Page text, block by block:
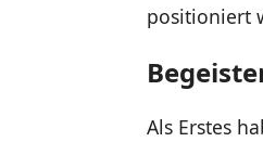
positioniert
Als Erstes